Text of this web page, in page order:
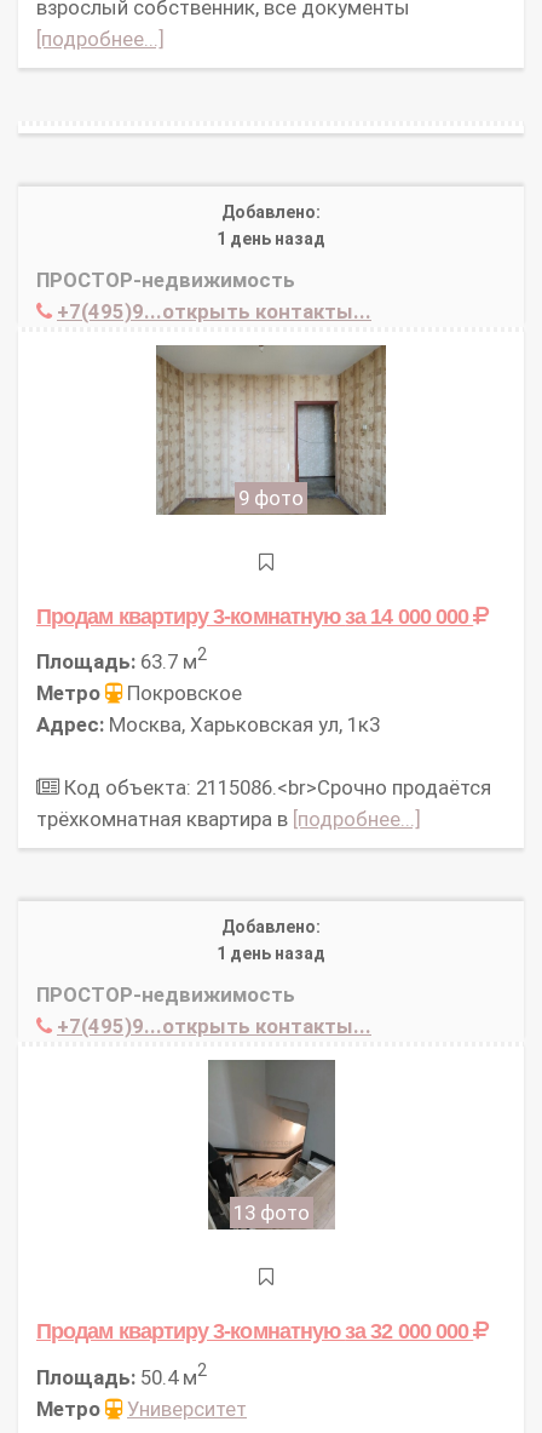
взрослый собственник, все документы
[подробнее...]
Добавлено:
1 день назад
ПРОСТОР-недвижимость
+7(495)9...открыть контакты...
9 фото
Продам квартиру 3-комнатнуюза 14 000 000
Площадь: 63.7 м2
Метро
Покровское
Адрес: Москва, Харьковская ул, 1к3
Код объекта: 2115086.<br>Срочно продаётся
трёхкомнатная квартира в [подробнее...]
Добавлено:
1 день назад
ПРОСТОР-недвижимость
+7(495)9...открыть контакты...
13 фото
Продам квартиру 3-комнатнуюза 32 000 000
Площадь: 50.4 м2
Метро
Университет